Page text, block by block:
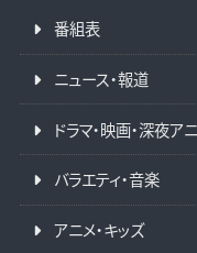
番組表
ニュース・報道
ドラマ・映画・深夜ア
バラエティ・音楽
アニメ・キッズ